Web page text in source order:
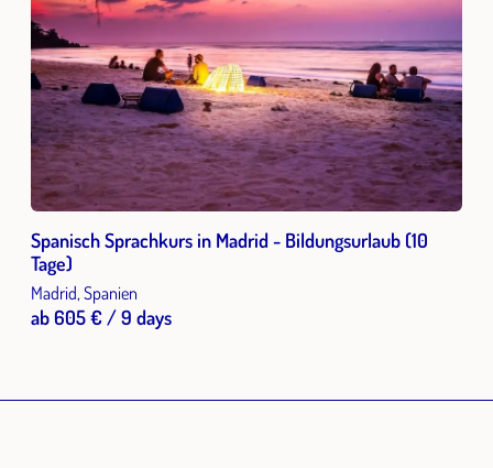
Spanisch Sprachkurs in Madrid - Bildungsurlaub (10
Tage)
Madrid, Spanien
ab 605 € / 9 days